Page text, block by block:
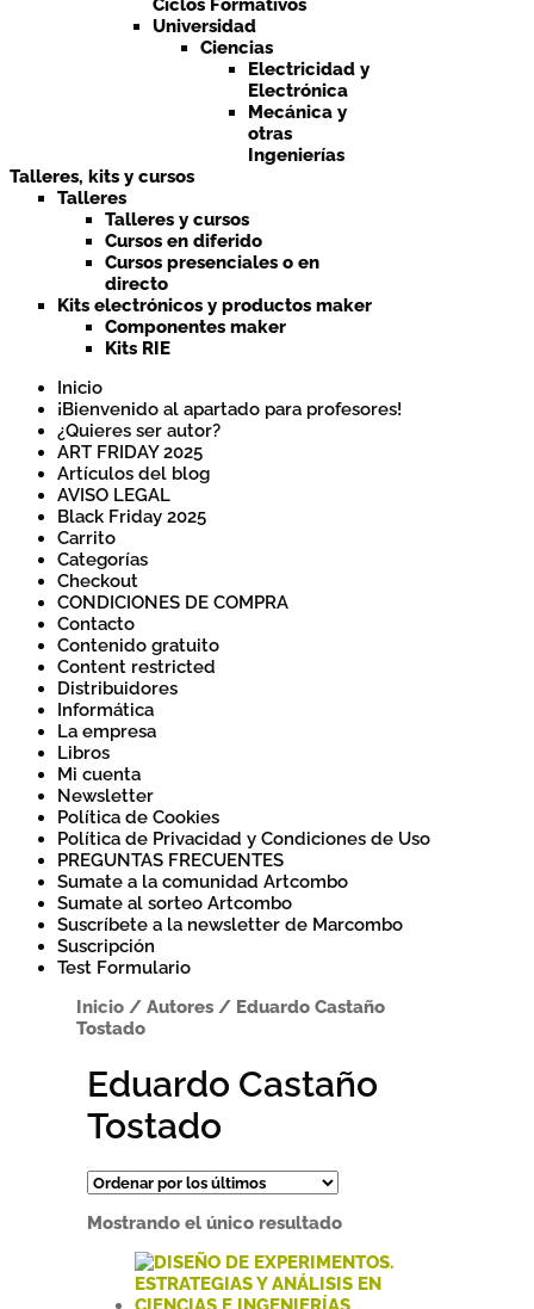
Ciclos Formativos
Universidad
Ciencias
Electricidad y
Electrónica
Mecánica y
otras
Ingenierías
Talleres, kits y cursos
Talleres
Talleres y cursos
Cursos en diferido
Cursos presenciales o en
directo
Kits electrónicos y productos maker
Componentes maker
Kits RIE
Inicio
¡Bienvenido al apartado para profesores!
¿Quieres ser autor?
ART FRIDAY 2025
Artículos del blog
AVISO LEGAL
Black Friday 2025
Carrito
Categorías
Checkout
CONDICIONES DE COMPRA
Contacto
Contenido gratuito
Content restricted
Distribuidores
Informática
La empresa
Libros
Mi cuenta
Newsletter
Política de Cookies
Política de Privacidad y Condiciones de Uso
PREGUNTAS FRECUENTES
Sumate a la comunidad Artcombo
Sumate al sorteo Artcombo
Suscríbete a la newsletter de Marcombo
Suscripción
Test Formulario
Inicio /Autores / Eduardo Castaño
Tostado
Eduardo Castaño
Tostado
Mostrando el único resultado